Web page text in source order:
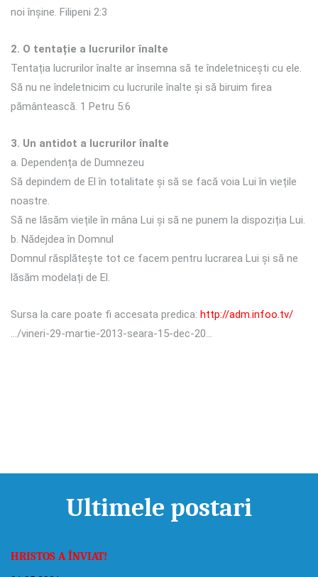
noi înșine. Filipeni 2:3
2. O tentație a lucrurilor înalte
Tentația lucrurilor înalte ar însemna să te îndeletnicești cu ele.
Să nu ne îndeletnicim cu lucrurile înalte și să biruim firea
pământească. 1 Petru 5:6
3. Un antidot a lucrurilor înalte
a. Dependența de Dumnezeu
Să depindem de El în totalitate și să se facă voia Lui în viețile
noastre.
Să ne lăsăm viețile în mâna Lui și să ne punem la dispoziția Lui.
b. Nădejdea în Domnul
Domnul răsplătește tot ce facem pentru lucrarea Lui și să ne
lăsăm modelați de El.
Sursa la care poate fi accesata predica: http://adm.infoo.tv/
…/vineri-29-martie-2013-seara-15-dec-20…
Ultimele postari
HRISTOS A ÎNVIAT!